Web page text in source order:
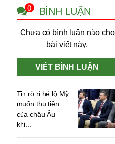
Quảng cáo
0 BÌNH LUẬN
Chưa có bình luận nào cho
bài viết này.
VIẾT BÌNH LUẬN
Tin rò rỉ hé lộ Mỹ
muốn thu tiền
của châu Âu
khi...